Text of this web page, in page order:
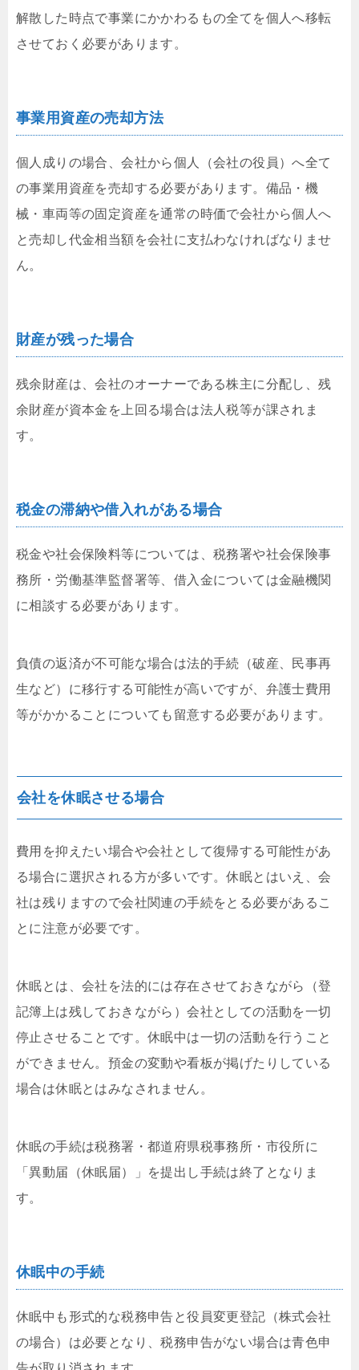
解散した時点で事業にかかわるもの全てを個人へ移転
させておく必要があります。
事業用資産の売却方法
個人成りの場合、会社から個人（会社の役員）へ全て
の事業用資産を売却する必要があります。備品・機
械・車両等の固定資産を通常の時価で会社から個人へ
と売却し代金相当額を会社に支払わなければなりませ
ん。
財産が残った場合
残余財産は、会社のオーナーである株主に分配し、残
余財産が資本金を上回る場合は法人税等が課されま
す。
税金の滞納や借入れがある場合
税金や社会保険料等については、税務署や社会保険事
務所・労働基準監督署等、借入金については金融機関
に相談する必要があります。
負債の返済が不可能な場合は法的手続（破産、民事再
生など）に移行する可能性が高いですが、弁護士費用
等がかかることについても留意する必要があります。
会社を休眠させる場合
費用を抑えたい場合や会社として復帰する可能性があ
る場合に選択される方が多いです。休眠とはいえ、会
社は残りますので会社関連の手続をとる必要があるこ
とに注意が必要です。
休眠とは、会社を法的には存在させておきながら（登
記簿上は残しておきながら）会社としての活動を一切
停止させることです。休眠中は一切の活動を行うこと
ができません。預金の変動や看板が掲げたりしている
場合は休眠とはみなされません。
休眠の手続は税務署・都道府県税事務所・市役所に
「異動届（休眠届）」を提出し手続は終了となりま
す。
休眠中の手続
休眠中も形式的な税務申告と役員変更登記（株式会社
の場合）は必要となり、税務申告がない場合は青色申